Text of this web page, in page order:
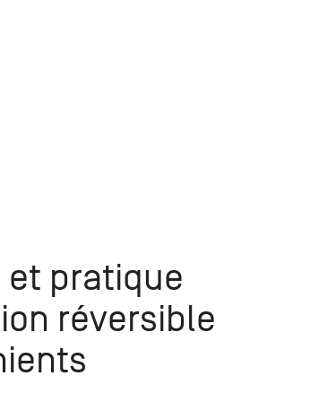
pratique
réversible